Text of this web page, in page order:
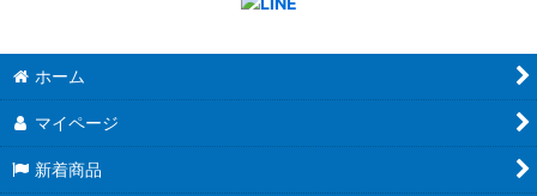
ホーム
マイページ
新着商品